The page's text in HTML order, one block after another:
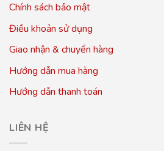
Chính sách bảo mật
Điều khoản sử dụng
Giao nhận & chuyển hàng
Hướng dẫn mua hàng
Hướng dẫn thanh toán
LIÊN HỆ